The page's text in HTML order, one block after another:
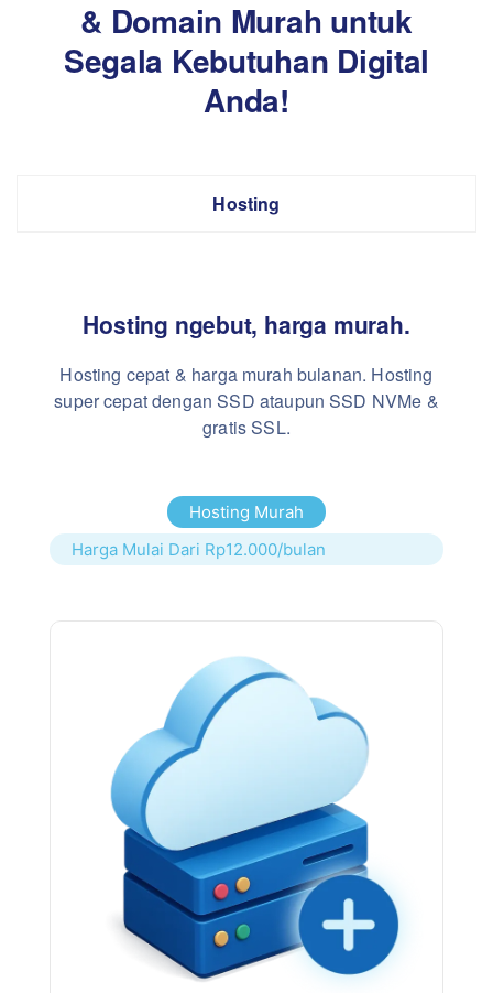
& Domain Murah untuk
Segala Kebutuhan Digital
Anda!
Hosting
Hosting ngebut, harga murah.
Hosting cepat & harga murah bulanan. Hosting
super cepat dengan SSD ataupun SSD NVMe &
gratis SSL.
Hosting Murah
Harga Mulai Dari Rp12.000/bulan